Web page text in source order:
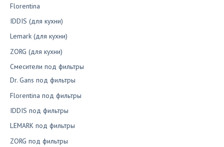
Florentina
IDDIS (для кухни)
Lemark (для кухни)
ZORG (для кухни)
Смесители под фильтры
Dr. Gans под фильтры
Florentina под фильтры
IDDIS под фильтры
LEMARK под фильтры
ZORG под фильтры